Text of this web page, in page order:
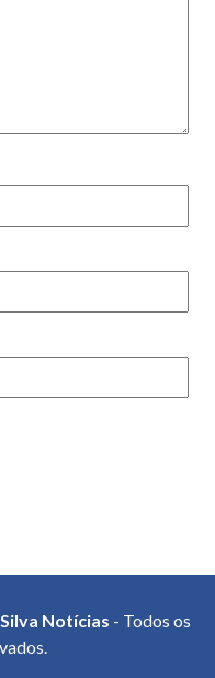
Notícias - Todos os